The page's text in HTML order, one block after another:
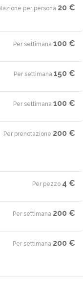
per persona·20 €
Per settimana·100 €
Per settimana·150 €
Per settimana·100 €
Per prenotazione·200 €
Per pezzo·4 €
Per settimana·200 €
Per settimana·200 €